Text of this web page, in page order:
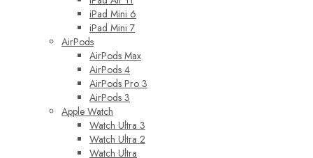
iPad Mini 6
iPad Mini 7
AirPods
AirPods Max
AirPods 4
AirPods Pro 3
AirPods 3
Apple Watch
Watch Ultra 3
Watch Ultra 2
Watch Ultra